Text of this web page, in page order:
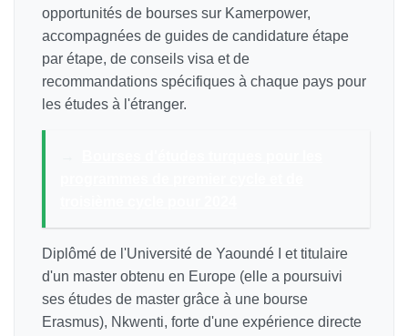
opportunités de bourses sur Kamerpower,
accompagnées de guides de candidature étape
par étape, de conseils visa et de
recommandations spécifiques à chaque pays pour
les études à l'étranger.
Diplômé de l'Université de Yaoundé I et titulaire
d'un master obtenu en Europe (elle a poursuivi
ses études de master grâce à une bourse
Erasmus), Nkwenti, forte d'une expérience directe